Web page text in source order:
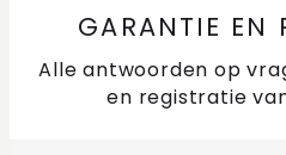
GARANTIE EN
Alle antwoorden op
en registratie